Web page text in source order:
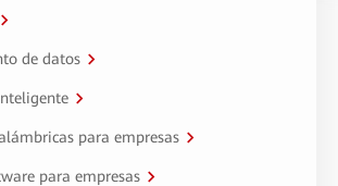
de datos
para empresas
para empresas